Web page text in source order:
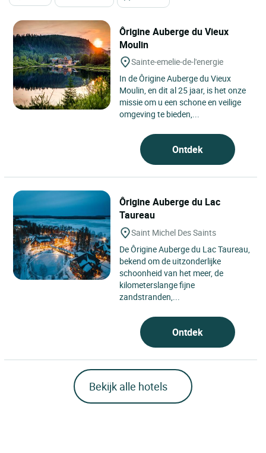
Ôrigine Auberge du Vieux
Moulin
Sainte-emelie-de-l'energie
In de Ôrigine Auberge du Vieux
Moulin, en dit al 25 jaar, is het onze
missie om u een schone en veilige
omgeving te bieden,...
Ontdek
Ôrigine Auberge du Lac
Taureau
Saint Michel Des Saints
De Ôrigine Auberge du Lac Taureau,
bekend om de uitzonderlijke
schoonheid van het meer, de
kilometerslange fijne
zandstranden,...
Ontdek
Bekijk alle hotels